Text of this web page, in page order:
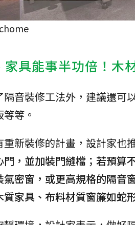
具能事半功倍！木
音裝修工法外，建議還可
等。
新裝修的計畫，設計家也
門，並加裝門縫檔；若預
氣密窗，或更高規格的隔
家具、布料材質窗簾如蛇